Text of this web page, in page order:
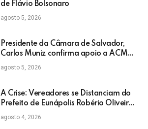
de Flávio Bolsonaro
agosto 5, 2026
Presidente da Câmara de Salvador,
Carlos Muniz confirma apoio a ACM
Neto: “Irei lutar voto a voto na sua
campanha”
agosto 5, 2026
A Crise: Vereadores se Distanciam do
Prefeito de Eunápolis Robério Oliveira
nas Eleições
agosto 4, 2026